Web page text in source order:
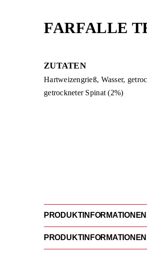
FARFALLE
ZUTATEN
Hartweizengrieß, Wasser,
getrockneter Spinat (2%)
PRODUKTINFORMATIONEN